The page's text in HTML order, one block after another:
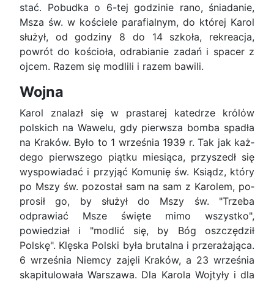
stać. Pobudka o 6-tej godzinie rano, śniadanie,
Msza św. w ko­ściele parafialnym, do której Karol
służył, od go­dziny 8 do 14 szkoła, rekreacja,
powrót do ko­ścioła, odrabianie zadań i spacer z
ojcem. Ra­zem się modlili i razem bawili.
Wojna
Karol znalazł się w prastarej katedrze krόlόw
polskich na Wawelu, gdy pierwsza bomba spadła
na Kraków. Było to 1 września 1939 r. Tak jak każ­
dego pierwszego piątku miesiąca, przyszedł się
wyspowiadać i przyjąć Komunię św. Ksiądz, który
po Mszy św. pozostał sam na sam z Karolem, po­
prosił go, by służył do Mszy św. "Trzeba
odprawiać Msze święte mimo wszystko",
powiedział i "modlić się, by Bóg oszczędził
Polskę". Klęska Polski była brutalna i przerażająca.
6 września Niemcy zajęli Kraków, a 23 września
skapitulowała Warszawa. Dla Karola Wojtyły i dla